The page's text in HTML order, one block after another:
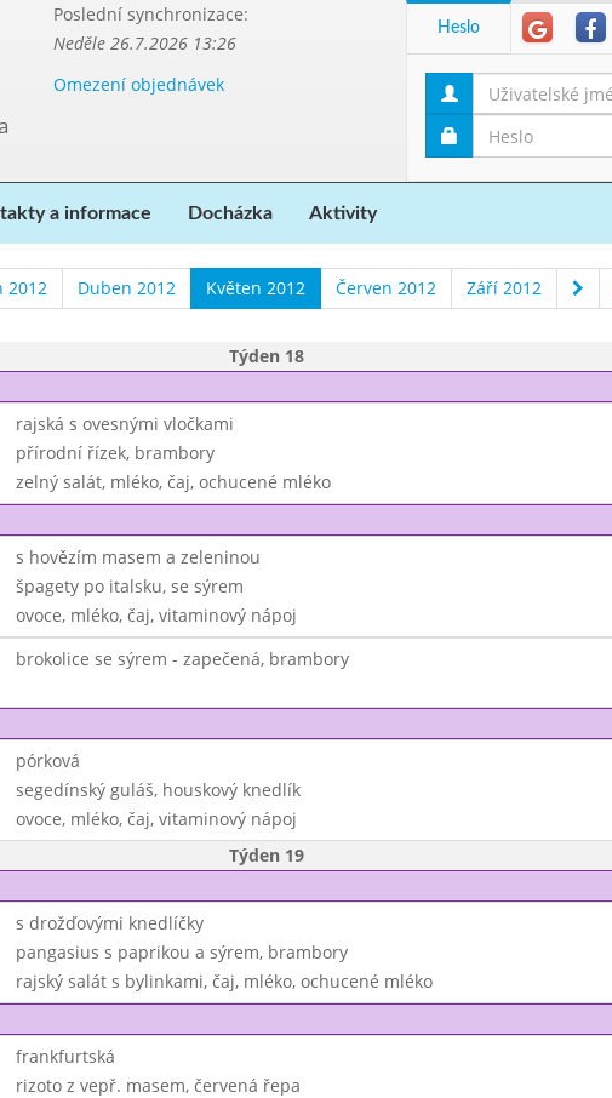
Poslední synchronizace:
Neděle 26.7.2026 13:26
Omezení objednávek
Heslo
a informace Docházka Aktivity
2012 Duben 2012 Květen 2012 Červen 2012 Září 2012
Týden 18
rajská s ovesnými vločkami
přírodní řízek, brambory
zelný salát, mléko, čaj, ochucené mléko
s hovězím masem a zeleninou
špagety po italsku, se sýrem
ovoce, mléko, čaj, vitaminový nápoj
brokolice se sýrem - zapečená, brambory
pórková
segedínský guláš, houskový knedlík
ovoce, mléko, čaj, vitaminový nápoj
Týden 19
s drožďovými knedlíčky
pangasius s paprikou a sýrem, brambory
rajský salát s bylinkami, čaj, mléko, ochucené mléko
frankfurtská
rizoto z vepř. masem, červená řepa